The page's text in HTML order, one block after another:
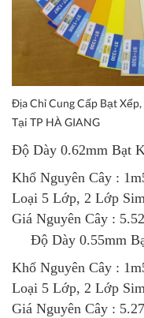
Địa Chỉ Cung Cấp Bạt
Tại TP HÀ GIANG
Độ Dày 0.62mm Bạt
Khổ Nguyên Cây :
Loại 5 Lớp, 2 Lớp
Giá Nguyên Cây :
Độ Dày 0.55mm
Khổ Nguyên Cây :
Loại 5 Lớp, 2 Lớp
Giá Nguyên Cây :